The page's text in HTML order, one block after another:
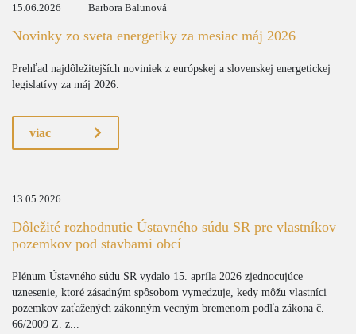
15.06.2026 Barbora Balunová
Novinky zo sveta energetiky za mesiac máj 2026
Prehľad najdôležitejších noviniek z európskej a slovenskej energetickej
legislatívy za máj 2026.
viac
13.05.2026
Dôležité rozhodnutie Ústavného súdu SR pre vlastníkov
pozemkov pod stavbami obcí
Plénum Ústavného súdu SR vydalo 15. apríla 2026 zjednocujúce
uznesenie, ktoré zásadným spôsobom vymedzuje, kedy môžu vlastníci
pozemkov zaťažených zákonným vecným bremenom podľa zákona č.
66/2009 Z. z...